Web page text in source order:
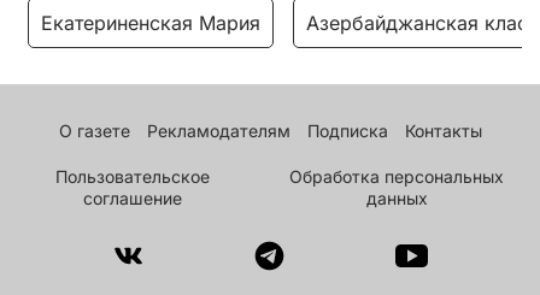
Екатериненская Мария Азербайджанская
О газете Рекламодателям Подписка Контакты
Пользовательское
соглашение
Обработка персональных
данных